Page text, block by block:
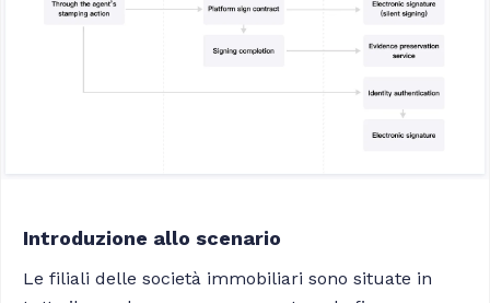
Introduzione allo scenario
Le filiali delle società immobiliari sono situate in